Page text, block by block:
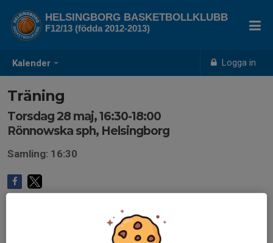
Kalender Logga in
HELSINGBORG BASKETBOLLKLUBB
F12/13 (födda 2012-2013)
Träning
Torsdag 28 maj, 16:30-18:00
Rönnowska sph, Helsingborg
Samling: 16:30